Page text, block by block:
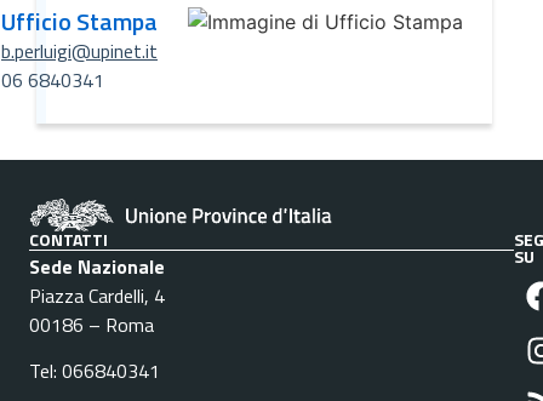
Ufficio Stampa
b.perluigi@upinet.it
06 6840341
CONTATTI
Sede Nazionale
Piazza Cardelli, 4
00186 – Roma
Tel: 066840341
SU